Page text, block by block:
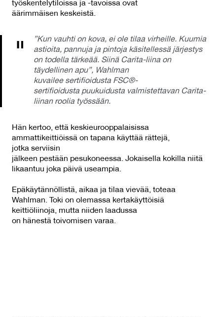
työskentelytiloissa ja -tavoissa ovat
äärimmäisen keskeistä.
”Kun vauhti on kova, ei ole tilaa virheille. Kuumia
astioita, pannuja ja pintoja käsitellessä järjestys
on todella tärkeää. Siinä Carita-liina on
täydellinen apu”, Wahlman
kuvailee sertifioidusta FSC®-
sertifioidusta puukuidusta valmistettavan Carita-
liinan roolia työssään.
Hän kertoo, että keskieurooppalaisissa
ammattikeittiöissä on tapana käyttää rättejä,
jotka serviisin
jälkeen pestään pesukoneessa. Jokaisella kokilla niitä
likaantuu joka päivä useampia.
Epäkäytännöllistä, aikaa ja tilaa vievää, toteaa
Wahlman. Toki on olemassa kertakäyttöisiä
keittiöliinoja, mutta niiden laadussa
on hänestä toivomisen varaa.